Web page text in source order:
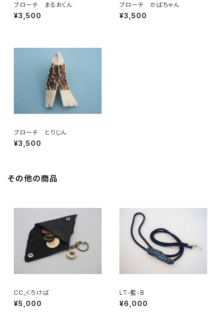
ブローチ まるおくん
¥3,500
ブローチ かばちゃん
¥3,500
ブローチ とりじん
¥3,500
その他の商品
CC_くろけば
¥5,000
LT-藍-B
¥6,000